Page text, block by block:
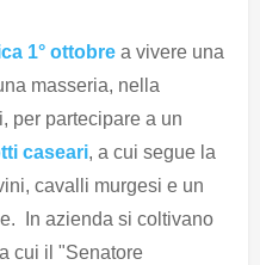
1° ottobre a vivere una
masseria, nella
per partecipare a un
caseari, a cui segue la
cavalli murgesi e un
In azienda si coltivano
cui il "Senatore